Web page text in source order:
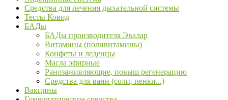
Средства для лечения дыхательной системы
Тесты Ковид
БАДы
БАДы производителя Эвалар
Витамины (поливитамины)
Конфеты и леденцы
Масла эфирные
Ранозаживляющие, повыш регенерацию
Средства для ванн (соли, пенки...)
Вакцины